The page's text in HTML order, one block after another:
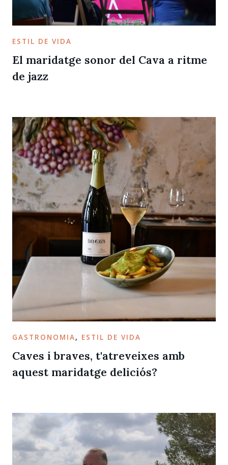
ESTIL DE VIDA
El maridatge sonor del Cava a ritme
de jazz
GASTRONOMIA, ESTIL DE VIDA
Caves i braves, t'atreveixes amb
aquest maridatge deliciós?